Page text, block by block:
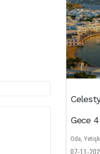
Gece
Oda,
07-11-